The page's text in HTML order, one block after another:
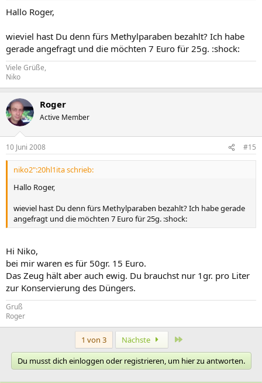
Hallo Roger,
wieviel hast Du denn fürs Methylparaben bezahlt? Ich habe
gerade angefragt und die möchten 7 Euro für 25g. :shock:
Viele Grüße,
Niko
Roger
Active Member
10 Juni 2008 #15
niko2":20hl1ita schrieb:
Hallo Roger,
wieviel hast Du denn fürs Methylparaben bezahlt? Ich habe gerade
angefragt und die möchten 7 Euro für 25g. :shock:
Hi Niko,
bei mir waren es für 50gr. 15 Euro.
Das Zeug hält aber auch ewig. Du brauchst nur 1gr. pro Liter
zur Konservierung des Düngers.
Gruß
Roger
1 von 3 Nächste
Du musst dich einloggen oder registrieren, um hier zu antworten.